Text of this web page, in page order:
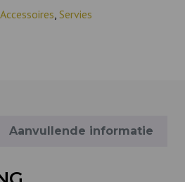
Accessoires, Servies
Aanvullende informatie